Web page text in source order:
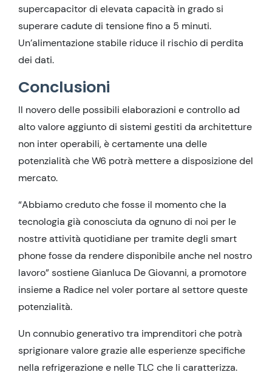
supercapacitor di elevata capacità in grado si
superare cadute di tensione fino a 5 minuti.
Un’alimentazione stabile riduce il rischio di perdita
dei dati.
Conclusioni
Il novero delle possibili elaborazioni e controllo ad
alto valore aggiunto di sistemi gestiti da architetture
non inter operabili, è certamente una delle
potenzialità che W6 potrà mettere a disposizione del
mercato.
“Abbiamo creduto che fosse il momento che la
tecnologia già conosciuta da ognuno di noi per le
nostre attività quotidiane per tramite degli smart
phone fosse da rendere disponibile anche nel nostro
lavoro” sostiene Gianluca De Giovanni, a promotore
insieme a Radice nel voler portare al settore queste
potenzialità.
Un connubio generativo tra imprenditori che potrà
sprigionare valore grazie alle esperienze specifiche
nella refrigerazione e nelle TLC che li caratterizza.